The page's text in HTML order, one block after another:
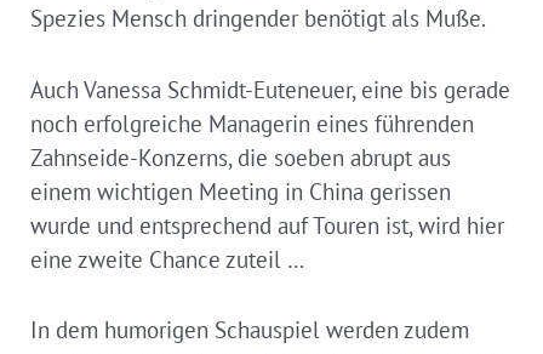
Spezies Mensch dringender benötigt als Muße.
Auch Vanessa Schmidt-Euteneuer, eine bis gerade
noch erfolgreiche Managerin eines führenden
Zahnseide-Konzerns, die soeben abrupt aus
einem wichtigen Meeting in China gerissen
wurde und entsprechend auf Touren ist, wird hier
eine zweite Chance zuteil …
In dem humorigen Schauspiel werden zudem